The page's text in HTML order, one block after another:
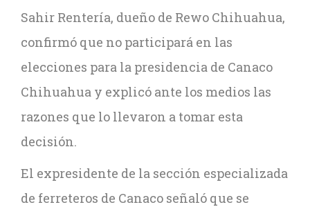
Sahir Rentería, dueño de Rewo Chihuahua,
confirmó que no participará en las
elecciones para la presidencia de Canaco
Chihuahua y explicó ante los medios las
razones que lo llevaron a tomar esta
decisión.
El expresidente de la sección especializada
de ferreteros de Canaco señaló que se